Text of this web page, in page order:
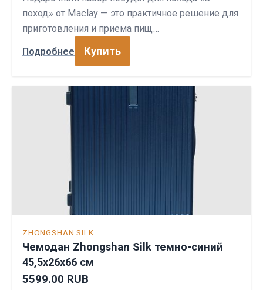
поход» от Maclay — это практичное решение для
приготовления и приема пищ…
Подробнее Купить
ZHONGSHAN SILK
Чемодан Zhongshan Silk темно-синий
45,5х26х66 см
5599.00 RUB